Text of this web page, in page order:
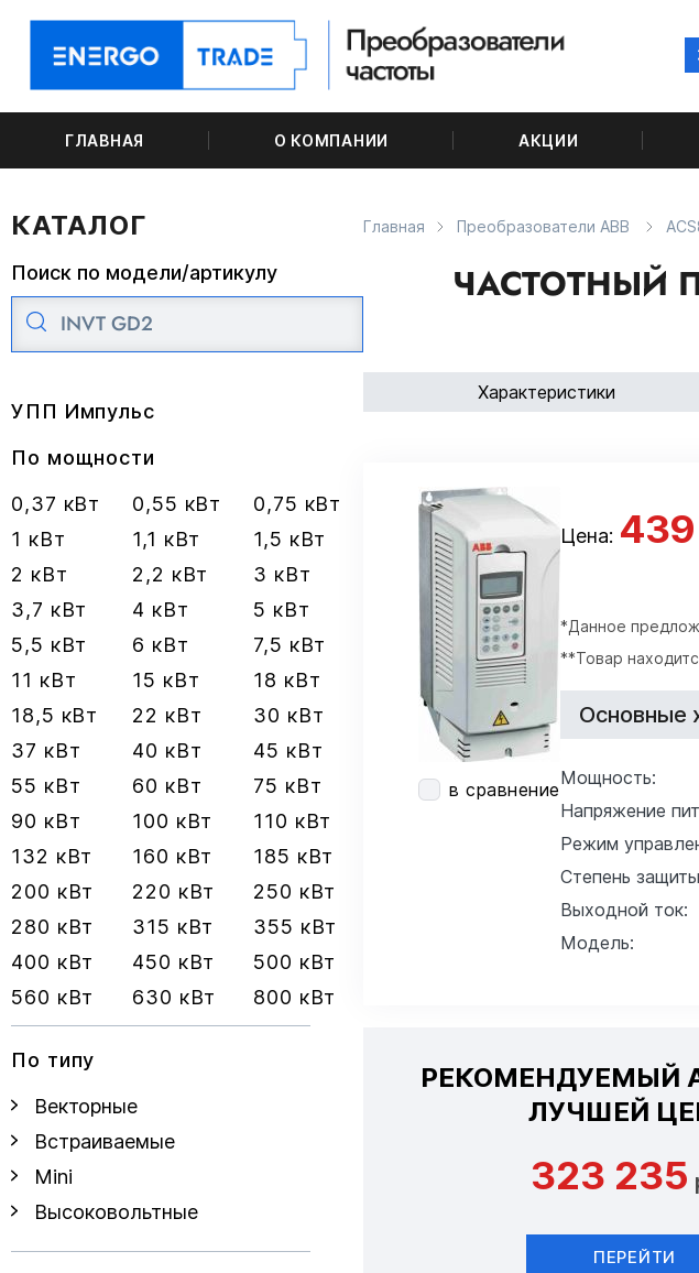
ГЛАВНАЯ О КОМПАНИИ АКЦИИ
КАТАЛОГ Главная Преобразователи ABB
Поиск по модели/артикулу
УПП Импульс
По мощности
0,37 кВт
0,55 кВт
0,75 кВт
1 кВт
1,1 кВт
1,5 кВт
2 кВт
2,2 кВт
3 кВт
3,7 кВт
4 кВт
5 кВт
5,5 кВт
6 кВт
7,5 кВт
11 кВт
15 кВт
18 кВт
18,5 кВт
22 кВт
30 кВт
37 кВт
40 кВт
45 кВт
55 кВт
60 кВт
75 кВт
90 кВт
100 кВт
110 кВт
132 кВт
160 кВт
185 кВт
200 кВт
220 кВт
250 кВт
280 кВт
315 кВт
355 кВт
400 кВт
450 кВт
500 кВт
560 кВт
630 кВт 800 кВт
По типу
Векторные
Встраиваемые
Mini
Высоковольтные
ЧАСТОТНЫЙ
Характеристики
в сравнение
Цена:
*Данное
**Товар
Основные
Мощность:
Напряжение
Режим
Степень
Выходной ток:
Модель:
РЕКОМЕНДУЕМЫЙ
ЛУЧШЕЙ
323 235
ПЕРЕЙТИ